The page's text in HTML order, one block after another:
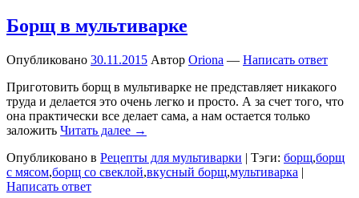
Борщ в мультиварке
Опубликовано 30.11.2015 Автор Oriona — Написать ответ
Приготовить борщ в мультиварке не представляет никакого
труда и делается это очень легко и просто. А за счет того, что
она практически все делает сама, а нам остается только
заложить Читать далее →
Опубликовано в Рецепты для мультиварки | Тэги: борщ,борщ
с мясом,борщ со свеклой,вкусный борщ,мультиварка |
Написать ответ